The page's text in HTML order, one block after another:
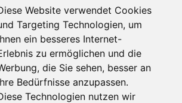
Website verwendet Cookies
Targeting Technologien, um
ein besseres Internet-
zu ermöglichen und die
die Sie sehen, besser an
Bedürfnisse anzupassen.
Technologien nutzen wir
Neukirchen-Adorf *
* Niederfrohna *
Pleißa *Taura * Wüstenbrand *
in Chemnitz wurde am 05 August
2026 aktualisiert.